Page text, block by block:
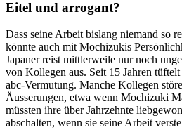
Eitel und arrogant?
Dass seine Arbeit bislang niemand so
könnte auch mit Mochizukis
Japaner reist mittlerweile nur noch
von Kollegen aus. Seit 15 Jahren
abc-Vermutung. Manche Kollegen
Äusserungen, etwa wenn Mochizuki
müssten ihre über Jahrzehnte
abschalten, wenn sie seine Arbeit